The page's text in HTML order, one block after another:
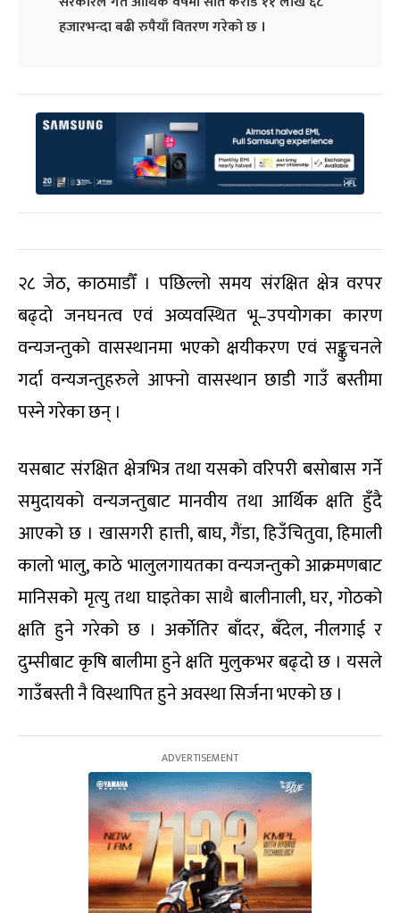
हजारभन्दा बढी रुपैयाँ वितरण गरेको छ ।
२८ जेठ, काठमाडौँ । पछिल्लो समय संरक्षित क्षेत्र वरपर
बढ्दो जनघनत्व एवं अव्यवस्थित भू–उपयोगका कारण
वन्यजन्तुको वासस्थानमा भएको क्षयीकरण एवं सङ्कुचनले
गर्दा वन्यजन्तुहरुले आफ्नो वासस्थान छाडी गाउँ बस्तीमा
पस्ने गरेका छन् ।
यसबाट संरक्षित क्षेत्रभित्र तथा यसको वरिपरी बसोबास गर्ने
समुदायको वन्यजन्तुबाट मानवीय तथा आर्थिक क्षति हुँदै
आएको छ । खासगरी हात्ती, बाघ, गैंडा, हिउँचितुवा, हिमाली
कालो भालु, काठे भालुलगायतका वन्यजन्तुको आक्रमणबाट
मानिसको मृत्यु तथा घाइतेका साथै बालीनाली, घर, गोठको
क्षति हुने गरेको छ । अर्काेतिर बाँदर, बँदेल, नीलगाई र
दुम्सीबाट कृषि बालीमा हुने क्षति मुलुकभर बढ्दो छ । यसले
गाउँबस्ती नै विस्थापित हुने अवस्था सिर्जना भएको छ ।